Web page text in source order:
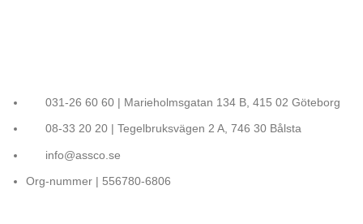
031-26 60 60 | Marieholmsgatan 134 B, 415 02 Göteborg
08-33 20 20 | Tegelbruksvägen 2 A, 746 30 Bålsta
info@assco.se
Org-nummer | 556780-6806